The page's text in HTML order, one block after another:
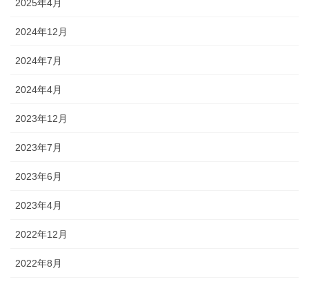
2025年4月
2024年12月
2024年7月
2024年4月
2023年12月
2023年7月
2023年6月
2023年4月
2022年12月
2022年8月